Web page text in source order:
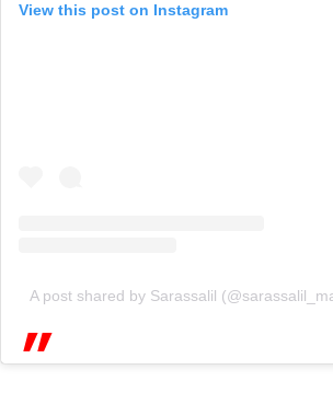
View this post on Instagram
A post shared by Sarassalil